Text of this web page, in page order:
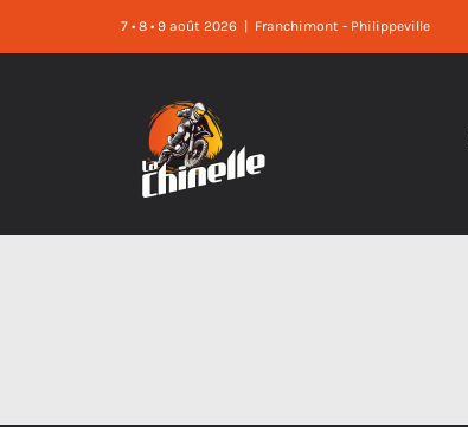
7 • 8 • 9 août 2026 Franchimont - Philippeville